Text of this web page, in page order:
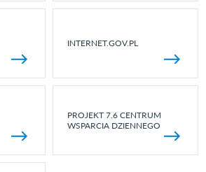
INTERNET.GOV.PL
PROJEKT 7.6 CENTRUM
WSPARCIA DZIENNEGO